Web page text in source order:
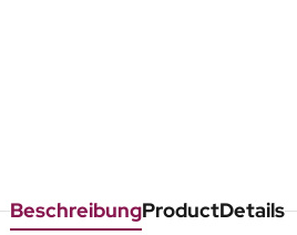
BeschreibungProductDetails